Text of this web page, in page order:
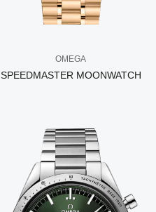
OMEGA
SPEEDMASTER MOONWATCH